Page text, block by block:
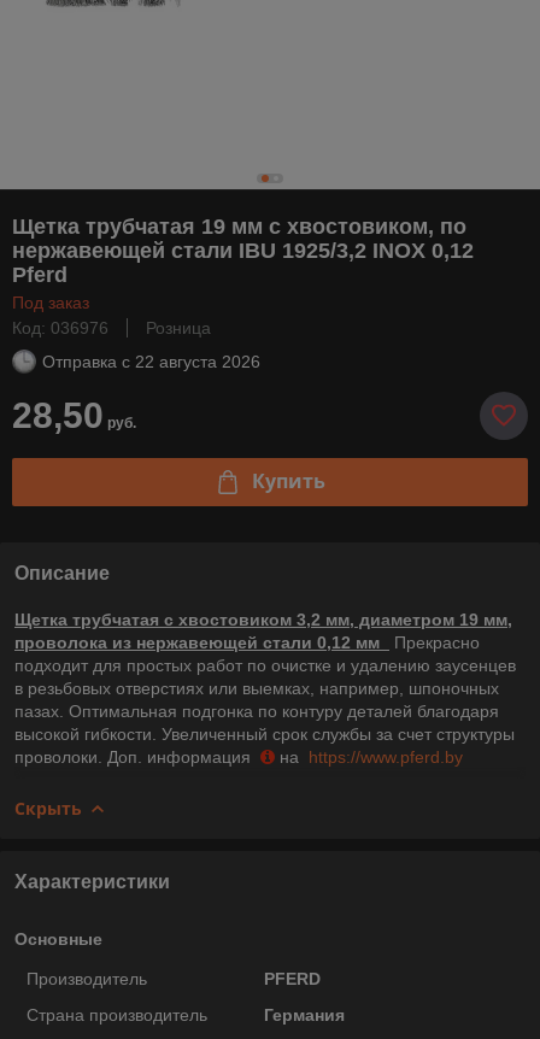
Щетка трубчатая 19 мм с хвостовиком, по
нержавеющей стали IBU 1925/3,2 INOX 0,12
Pferd
Под заказ
Код: 036976
Розница
Отправка с 22 августа 2026
28,50 руб.
Купить
Описание
Щетка трубчатая с хвостовиком 3,2 мм, диаметром 19 мм,
проволока из нержавеющей стали 0,12 мм
Прекрасно
подходит для простых работ по очистке и удалению заусенцев
в резьбовых отверстиях или выемках, например, шпоночных
пазах. Оптимальная подгонка по контуру деталей благодаря
высокой гибкости. Увеличенный срок службы за счет структуры
проволоки. Доп. информация
на https://www.pferd.by
Скрыть
Характеристики
Основные
Производитель
PFERD
Страна производитель
Германия